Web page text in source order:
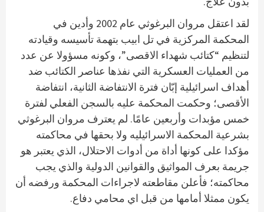
لقد اعتقل مروان البرغوثي عام 2002 وأدين في
المحكمة المركزية في تل ابيب بتهمة تأسيسه وقيادته
لتنظيم “كتائب شهداء الاقصى”، وكونه مسؤولا عن عدد
من العمليات العسكرية التي نفذها عناصر الكتائب ضد
أهداف اسرائيلية إبّان فترة الانتفاضة الثانية، انتفاضة
الأقصى؛ وحكمت المحكمة عليه بالسجن الفعلي لفترة
خمس مؤبدات وأربعين عامًا. لم يعترف مروان البرغوثي
بشرعية المحكمة الاسرائيليه ولا بحقها في محاكمته
مؤكدا على كونها أداة من أدوات الاحتلال، الذي يعتبر هو
جريمة بعرف المواثيق والقوانين الدولية والذي يجب
محاكمته؛ فأعلن مقاطعته لاجراءات المحكمة ورفضه أن
يكون ممثلا أمامها من قبل اي محامي دفاع.